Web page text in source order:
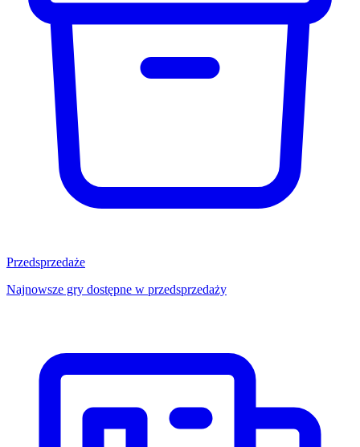
Przedsprzedaże
Najnowsze gry dostępne w przedsprzedaży